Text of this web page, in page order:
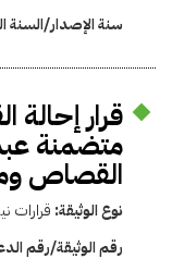
سنة الإصدار/السنة
متضمنة
القصاص
نوع الوثيقة: قرارات
رقم الوثيقة/رقم